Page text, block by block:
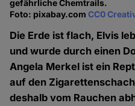
gefährliche Chemtrails.
Foto: pixabay.comCC0
Die Erde ist flach, Elvis
und wurde durch einen
Angela Merkel ist ein
auf den
deshalb vom Rauchen